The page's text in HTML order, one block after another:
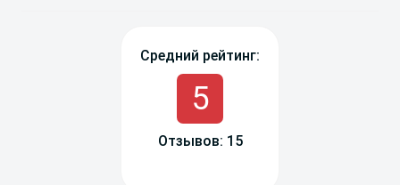
Средний рейтинг:
5
Отзывов: 15